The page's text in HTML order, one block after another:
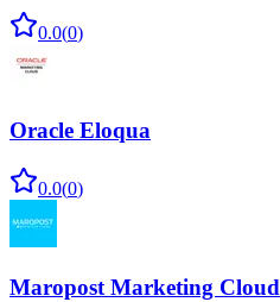
0.0(0)
Oracle Eloqua
0.0(0)
Maropost Marketing Cloud